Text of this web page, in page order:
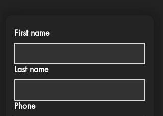
First name
Last name
Phone